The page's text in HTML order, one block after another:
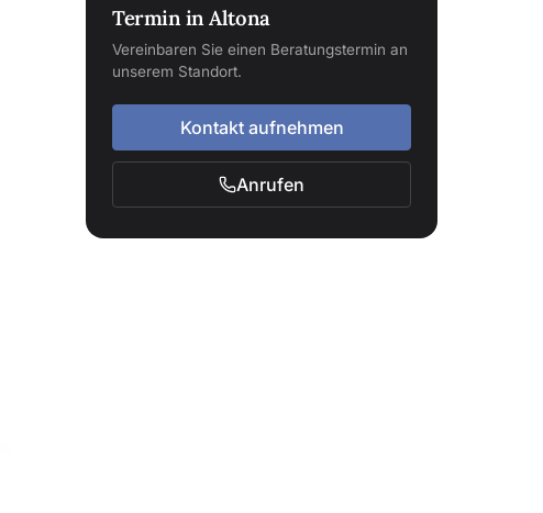
Termin in Altona
Vereinbaren Sie einen Beratungstermin an
unserem Standort.
Kontakt aufnehmen
Anrufen